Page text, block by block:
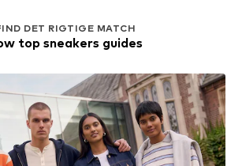
DET RIGTIGE MATCH
top sneakers guides